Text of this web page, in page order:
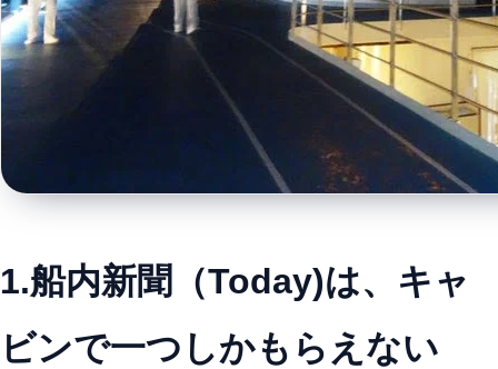
1.船内新聞（Today)は、キャ
ビンで一つしかもらえない